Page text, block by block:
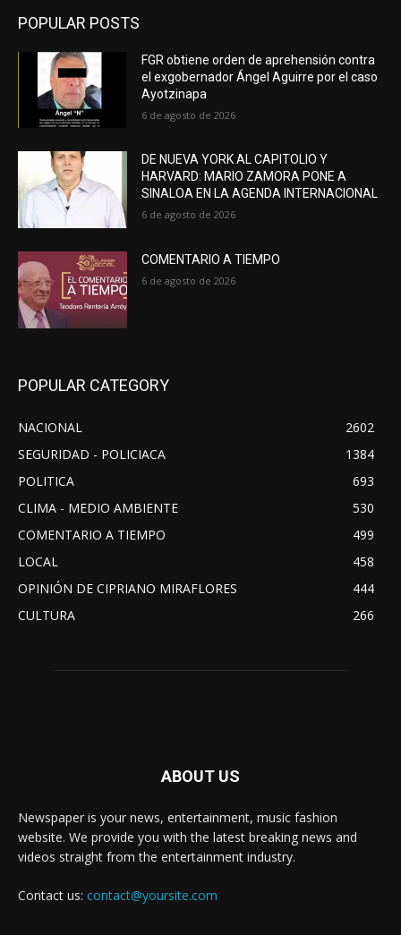
POPULAR POSTS
FGR obtiene orden de aprehensión contra
el exgobernador Ángel Aguirre por el caso
Ayotzinapa
6 de agosto de 2026
DE NUEVA YORK AL CAPITOLIO Y
HARVARD: MARIO ZAMORA PONE A
SINALOA EN LA AGENDA INTERNACIONAL
6 de agosto de 2026
COMENTARIO A TIEMPO
6 de agosto de 2026
POPULAR CATEGORY
NACIONAL
2602
SEGURIDAD - POLICIACA
1384
POLITICA
693
CLIMA - MEDIO AMBIENTE
530
COMENTARIO A TIEMPO
499
LOCAL
458
OPINIÓN DE CIPRIANO MIRAFLORES
444
CULTURA
266
ABOUT US
Newspaper is your news, entertainment, music fashion
website. We provide you with the latest breaking news and
videos straight from the entertainment industry.
Contact us: contact@yoursite.com